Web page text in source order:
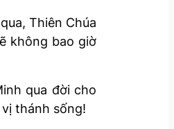
Thiên Chúa
không bao giờ
qua đời cho
thánh sống!